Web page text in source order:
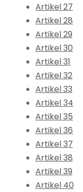
Artikel 27
Artikel 28
Artikel 29
Artikel 30
Artikel 31
Artikel 32
Artikel 33
Artikel 34
Artikel 35
Artikel 36
Artikel 37
Artikel 38
Artikel 39
Artikel 40